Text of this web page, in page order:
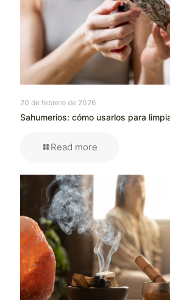
20 de febrero de 2026
Sahumerios: cómo usarlos para
Read more